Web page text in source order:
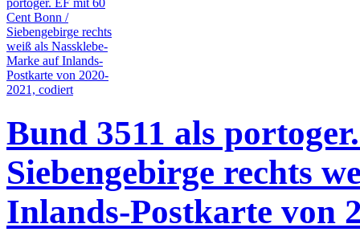
Bund 3511 als
Siebengebirge rechts
Inlands-Postkarte von